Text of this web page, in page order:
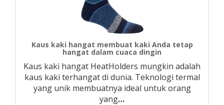
Kaus kaki hangat membuat kaki Anda tetap
hangat dalam cuaca dingin
Kaus kaki hangat HeatHolders mungkin adalah
kaus kaki terhangat di dunia. Teknologi termal
yang unik membuatnya ideal untuk orang
yang…